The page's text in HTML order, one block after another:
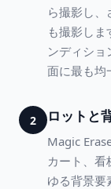
ら撮影し、
も撮影し
ンディシ
面に最も均
2 ロットと
Magic
カート、
ゆる背景要